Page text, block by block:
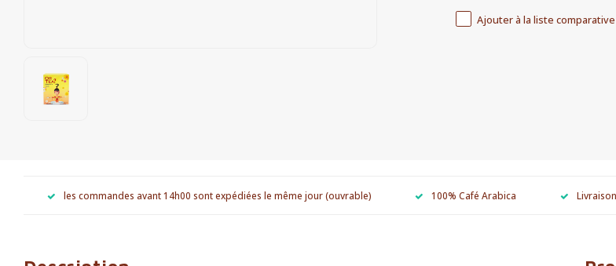
Ajouter à la liste comparative
les commandes avant 14h00 sont expédiées le même jour (ouvrable) 100% Café Arabica